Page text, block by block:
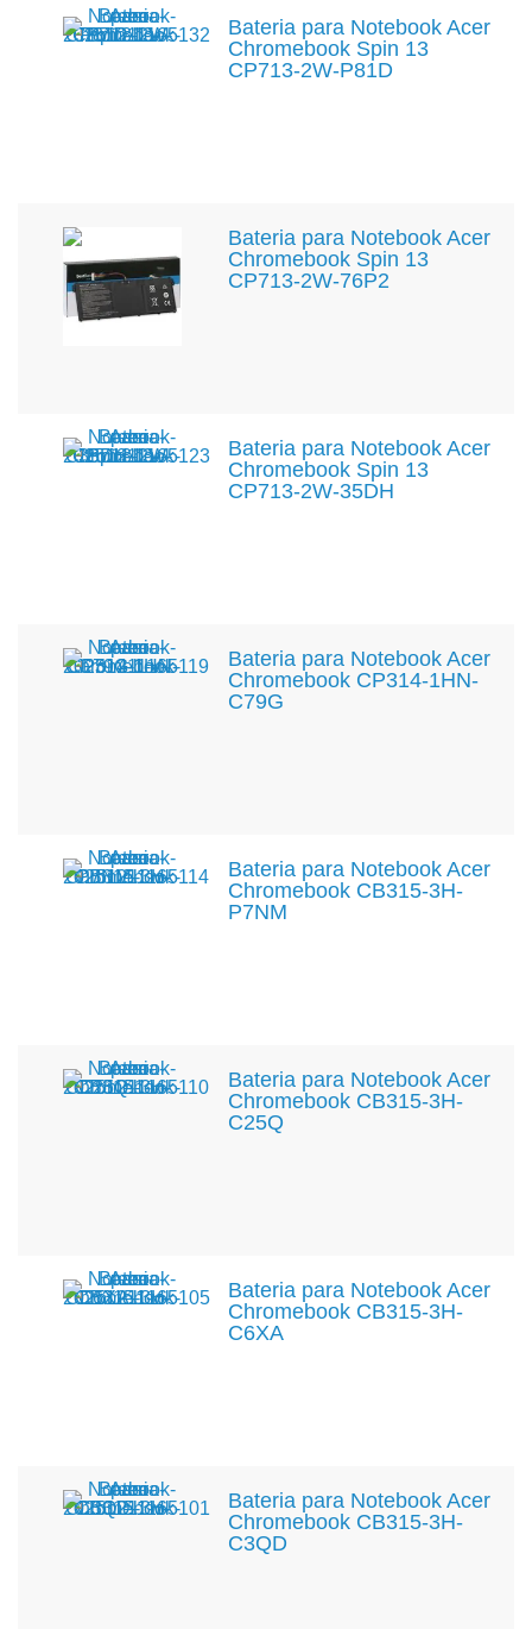
Bateria para Notebook Acer
Chromebook Spin 13
CP713-2W-P81D
Bateria para Notebook Acer
Chromebook Spin 13
CP713-2W-76P2
Bateria para Notebook Acer
Chromebook Spin 13
CP713-2W-35DH
Bateria para Notebook Acer
Chromebook CP314-1HN-
C79G
Bateria para Notebook Acer
Chromebook CB315-3H-
P7NM
Bateria para Notebook Acer
Chromebook CB315-3H-
C25Q
Bateria para Notebook Acer
Chromebook CB315-3H-
C6XA
Bateria para Notebook Acer
Chromebook CB315-3H-
C3QD